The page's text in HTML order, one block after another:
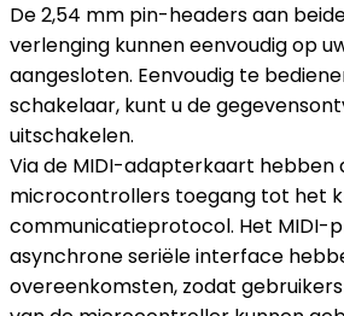
De 2,54 mm pin-headers aan
verlenging kunnen eenvoudig op
aangesloten. Eenvoudig te
schakelaar, kunt u de
uitschakelen.
Via de MIDI-adapterkaart hebben
microcontrollers toegang tot het
communicatieprotocol. Het MIDI-
asynchrone seriële interface
overeenkomsten, zodat